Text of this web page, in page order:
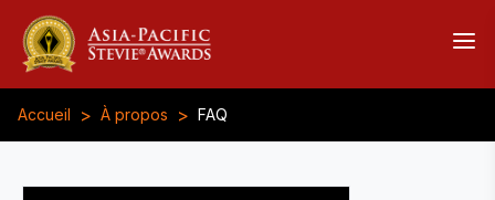
Accueil > À propos > FAQ